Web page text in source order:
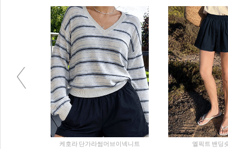
Previous
케호라 단가라썸머브이넥니트 엘픽트 밴딩